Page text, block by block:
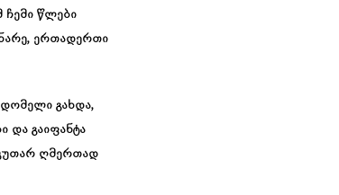
ჩემი წლები
ერთადერთი
გახდა,
და გაიფანტა
ღმერთად